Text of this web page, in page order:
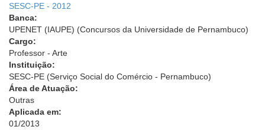
SESC-PE - 2012
Banca:
UPENET (IAUPE) (Concursos da Universidade de Pernambuco)
Cargo:
Professor - Arte
Instituição:
SESC-PE (Serviço Social do Comércio - Pernambuco)
Área de Atuação:
Outras
Aplicada em:
01/2013